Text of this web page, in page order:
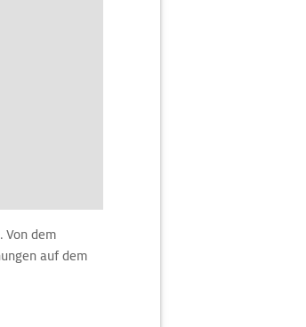
Von dem
auf dem